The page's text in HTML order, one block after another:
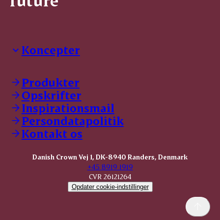
Koncepter
Dyrbar
GØL
Tulip
Friland
Dansk Kødkvæg
STOLT
Dansk Kalv
KOMBI Hak
Produkter
Opskrifter
Inspirationsmail
Persondatapolitik
Kontakt os
Danish Crown Vej 1, DK-8940 Randers, Denmark
+45 8919 1919
CVR 26121264
Opdater cookie-indstillinger